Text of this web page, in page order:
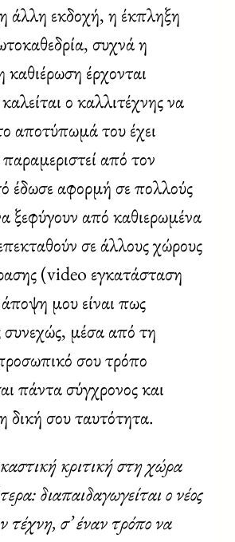
άλλη εκδοχή, η έκπληξη
συχνά η
έρχονται
ο καλλιτέχνης να
αποτύπωμά του έχει
από τον
έδωσε αφορμή σε πολλούς
ξεφύγουν από καθιερωμένα
σε άλλους χώρους
(video εγκατάσταση
μου είναι πως
συνεχώς, μέσα από τη
σου τρόπο
πάντα σύγχρονος και
δική σου ταυτότητα.
κριτική στη χώρα
διαπαιδαγωγείται ο νέος
σ’ έναν τρόπο να